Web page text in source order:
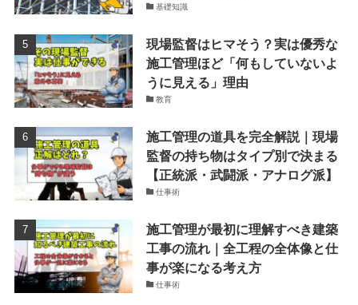
基礎知識
現場監督はヒマそう？実は優秀な
施工管理ほど「何もしていないよ
うに見える」理由
教育
施工管理の道具を完全解説｜現場
監督の持ち物はタイプ別で決まる
【正統派・武闘派・アナログ派】
仕事術
施工管理が最初に理解すべき建築
工事の流れ｜全工程の全体像と仕
事が楽になる考え方
仕事術